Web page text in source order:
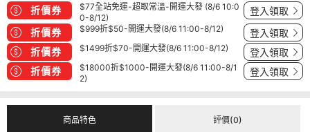
折價券
$77全站免運-超取常溫-開運大發 (8/6 10:0
0-8/12)
登入領取
折價券 $999折$50-開運大發(8/6 11:00-8/12) 登入領取
折價券 $1499折$70-開運大發(8/6 11:00-8/12) 登入領取
折價券
$18000折$1000-開運大發(8/6 11:00-8/1
2)
登入領取
商品特色 評價(0)